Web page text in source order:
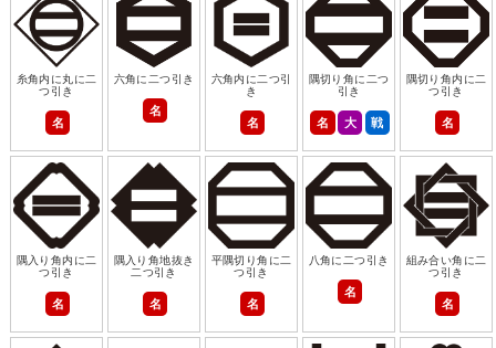
糸角内に丸に二
つ引き
名
六角に二つ引き
名
六角内に二つ引
き
名
隅切り角に二つ
引き
名 大 戦
隅切り角内に二
つ引き
名
隅入り角内に二
つ引き
名
隅入り角地抜き
二つ引き
名
平隅切り角に二
つ引き
名
八角に二つ引き
名
組み合い角に二
つ引き
名